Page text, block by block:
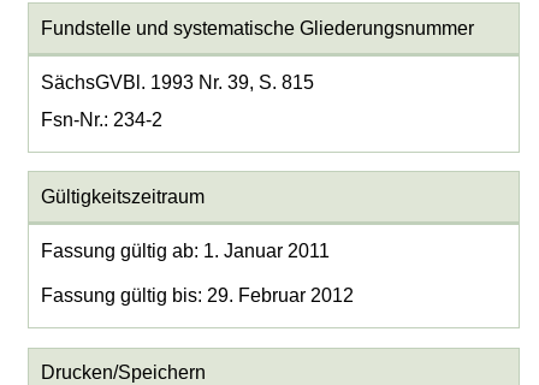
Fundstelle und systematische Gliederungsnummer
SächsGVBl. 1993 Nr. 39, S. 815
Fsn-Nr.: 234-2
Gültigkeitszeitraum
Fassung gültig ab: 1. Januar 2011
Fassung gültig bis: 29. Februar 2012
Drucken/Speichern